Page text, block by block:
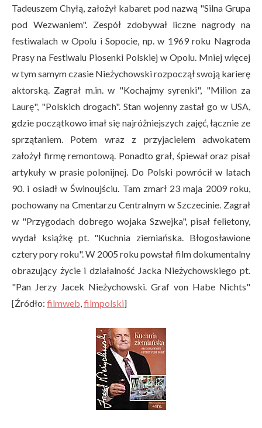
Tadeuszem Chyłą, założył kabaret pod nazwą "Silna Grupa
pod Wezwaniem". Zespół zdobywał liczne nagrody na
festiwalach w Opolu i Sopocie, np. w 1969 roku Nagroda
Prasy na Festiwalu Piosenki Polskiej w Opolu. Mniej więcej
w tym samym czasie Nieżychowski rozpoczął swoją karierę
aktorską. Zagrał m.in. w "Kochajmy syrenki", "Milion za
Laurę", "Polskich drogach". Stan wojenny zastał go w USA,
gdzie początkowo imał się najróżniejszych zajęć, łącznie ze
sprzątaniem. Potem wraz z przyjacielem adwokatem
założył firmę remontową. Ponadto grał, śpiewał oraz pisał
artykuły w prasie polonijnej. Do Polski powrócił w latach
90. i osiadł w Świnoujściu. Tam zmarł 23 maja 2009 roku,
pochowany na Cmentarzu Centralnym w Szczecinie. Zagrał
w "Przygodach dobrego wojaka Szwejka", pisał felietony,
wydał książkę pt. "Kuchnia ziemiańska. Błogosławione
cztery pory roku". W 2005 roku powstał film dokumentalny
obrazujący życie i działalność Jacka Nieżychowskiego pt.
"Pan Jerzy Jacek Nieżychowski. Graf von Habe Nichts"
[Źródło: filmweb filmpolski]